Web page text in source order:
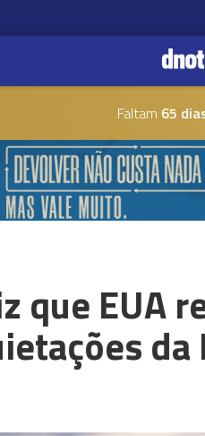
Faltam 65
que EUA
da